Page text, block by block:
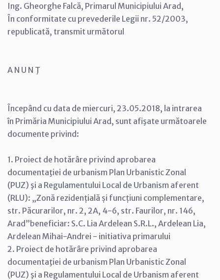
Ing. Gheorghe Falcă, Primarul Municipiului Arad,
În conformitate cu prevederile Legii nr. 52/2003,
republicată, transmit următorul
A N U N Ţ
Începând cu data de miercuri, 23.05.2018, la intrarea
în Primăria Municipiului Arad, sunt afişate următoarele
documente privind:
1. Proiect de hotărâre privind aprobarea
documentaţiei de urbanism Plan Urbanistic Zonal
(PUZ) şi a Regulamentului Local de Urbanism aferent
(RLU): „Zonă rezidențială și funcțiuni complementare,
str. Păcurarilor, nr. 2, 2A, 4-6, str. Faurilor, nr. 146,
Arad”beneficiar: S.C. Lia Ardelean S.R.L., Ardelean Lia,
Ardelean Mihai-Andrei - initiativa primarului
2. Proiect de hotărâre privind aprobarea
documentaţiei de urbanism Plan Urbanistic Zonal
(PUZ) şi a Regulamentului Local de Urbanism aferent